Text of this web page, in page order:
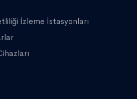
İzleme İstasyonları